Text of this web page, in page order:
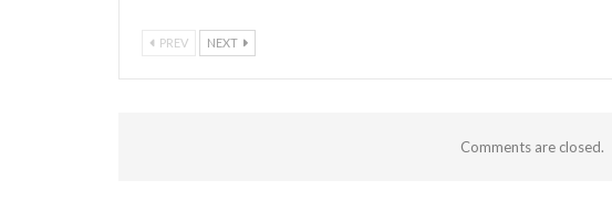
PREV NEXT
Comments are closed.